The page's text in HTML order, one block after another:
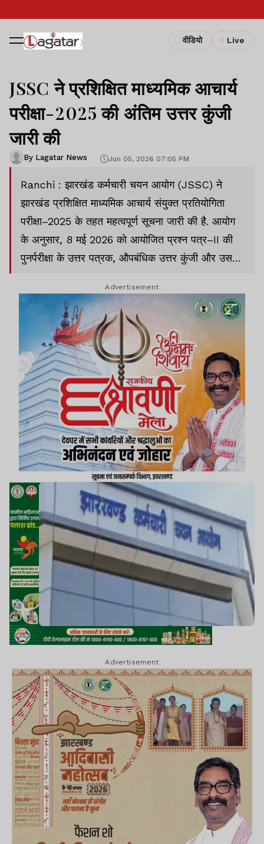
वीडियो Live
JSSC ने प्रशिक्षित माध्यमिक आचार्य
परीक्षा-2025 की अंतिम उत्तर कुंजी
जारी की
By Lagatar News Jun 05, 2026 07:05 PM
Ranchi : झारखंड कर्मचारी चयन आयोग (JSSC) ने
झारखंड प्रशिक्षित माध्यमिक आचार्य संयुक्त प्रतियोगिता
परीक्षा–2025 के तहत महत्वपूर्ण सूचना जारी की है. आयोग
के अनुसार, 8 मई 2026 को आयोजित प्रश्न पत्र–II की
पुनर्परीक्षा के उत्तर पत्रक, औपबंधिक उत्तर कुंजी और उस
आधिकारिक वेबसाइट पर उपलब्ध कराया गया था.
Advertisement
Advertisement